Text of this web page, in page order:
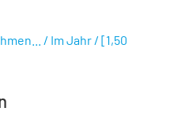
/ Im Jahr / [1,50